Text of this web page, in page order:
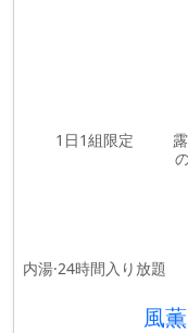
1日1組限定
内湯·24時間入り放題
風